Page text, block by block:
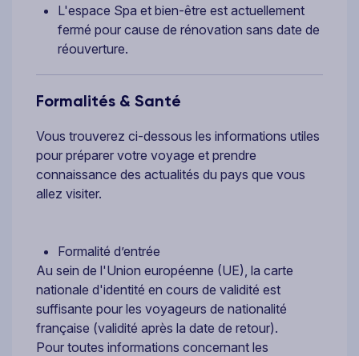
L'espace Spa et bien-être est actuellement
fermé pour cause de rénovation sans date de
réouverture.
Formalités & Santé
Vous trouverez ci-dessous les informations utiles
pour préparer votre voyage et prendre
connaissance des actualités du pays que vous
allez visiter.
Formalité d’entrée
Au sein de l'Union européenne (UE), la carte
nationale d'identité en cours de validité est
suffisante pour les voyageurs de nationalité
française (validité après la date de retour).
Pour toutes informations concernant les